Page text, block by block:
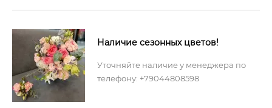
Наличие сезонных цветов!
Уточняйте наличие у менеджера по
телефону: +79044808598